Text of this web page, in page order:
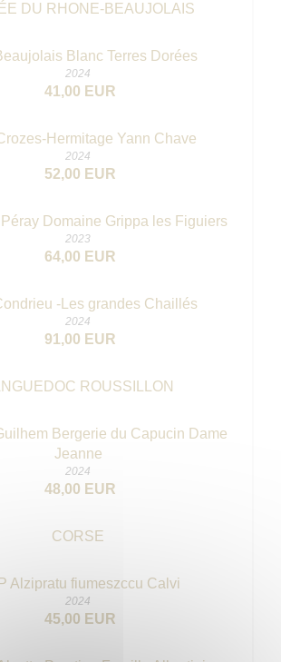
DU RHONE-BEAUJOLAIS
Blanc Terres Dorées
2024
41,00 EUR
Hermitage Yann Chave
2024
52,00 EUR
Domaine Grippa les Figuiers
2023
64,00 EUR
-Les grandes Chaillés
2024
91,00 EUR
ROUSSILLON
Bergerie du Capucin Dame
Jeanne
2024
48,00 EUR
CORSE
Alzipratu fiumeszccu Calvi
2024
45,00 EUR